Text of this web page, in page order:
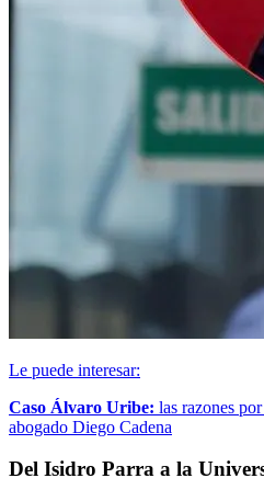
Le puede interesar:
Caso Álvaro Uribe: las razones
abogado Diego Cadena
Del Isidro Parra a la